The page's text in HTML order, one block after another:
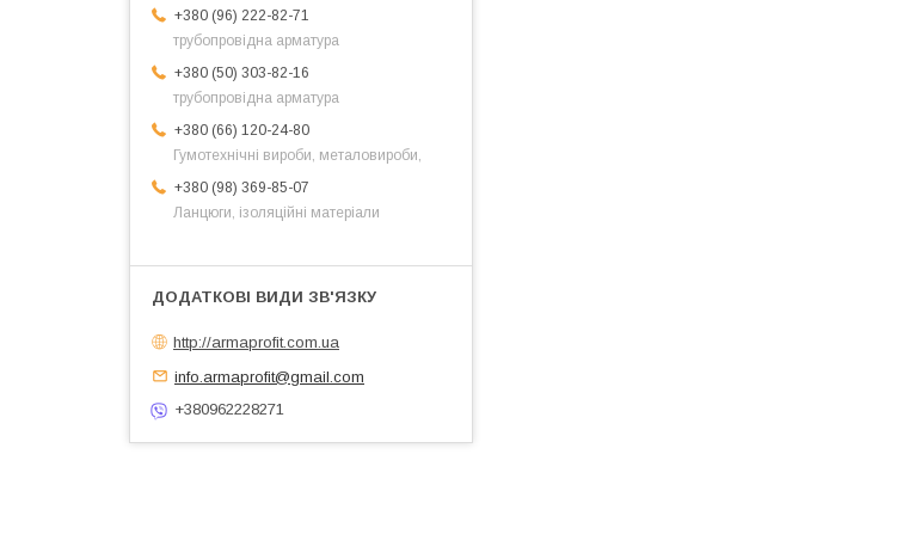
+380 (96) 222-82-71
трубопровідна арматура
+380 (50) 303-82-16
трубопровідна арматура
+380 (66) 120-24-80
Гумотехнічні вироби, металовироби,
+380 (98) 369-85-07
Ланцюги, ізоляційні матеріали
http://armaprofit.com.ua
info.armaprofit@gmail.com
+380962228271